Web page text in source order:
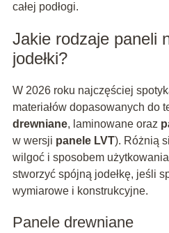
całej podłogi.
Jakie rodzaje paneli
jodełki?
W 2026 roku najczęściej
materiałów dopasowanych do
drewniane, laminowane oraz
w wersji panele LVT). Różnią
wilgoć i sposobem
stworzyć spójną jodełkę, jeśli
wymiarowe i konstrukcyjne.
Panele drewniane